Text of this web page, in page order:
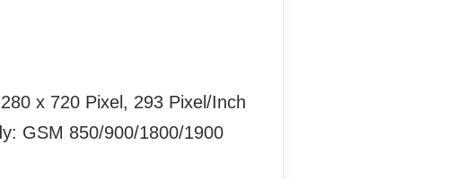
x 720 Pixel, 293 Pixel/Inch
GSM 850/900/1800/1900